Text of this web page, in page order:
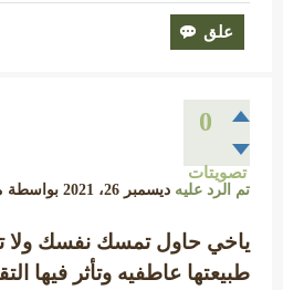
0
تصويتات
تم الرد عليه ديسمبر 26، 2021 بواسطة
ياخي حاول تمسك نفسك ولا
طبيعتها عاطفيه وتأثر فيها